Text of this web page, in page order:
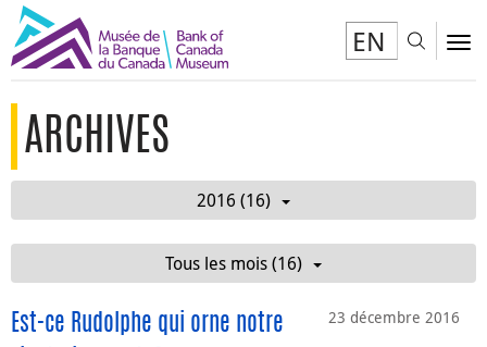
EN
ARCHIVES
2016 (16)
Tous les mois (16)
23 décembre 2016
Est-ce Rudolphe qui orne notre